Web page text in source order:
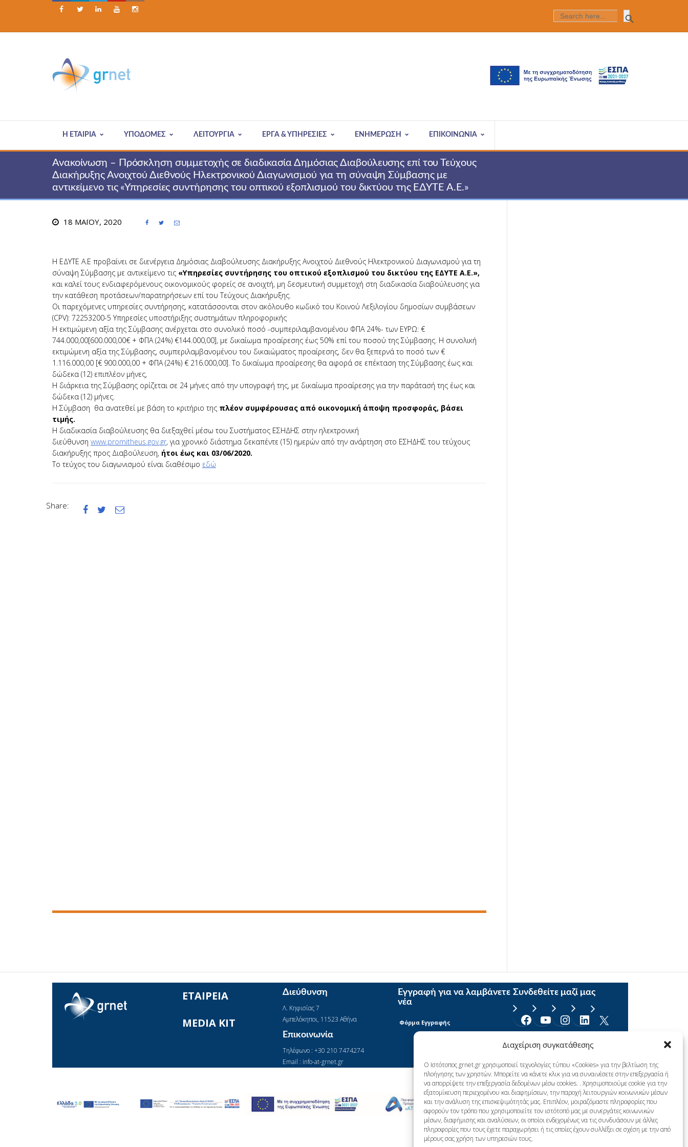
Διαχείριση συγκατάθεσης
Ο Ιστότοπος grnet.gr χρησιμοποιεί τεχνολογίες τύπου «Cookies» για την βελτίωση της
πλοήγησης των χρηστών. Μπορείτε να κάνετε κλικ για να συναινέσετε στην επεξεργασία ή
να απορρίψετε την επεξεργασία δεδομένων μέσω cookies. . Χρησιμοποιούμε cookie για την
εξατομίκευση περιεχομένου και διαφημίσεων, την παροχή λειτουργιών κοινωνικών μέσων
και την ανάλυση της επισκεψιμότητάς μας. Επιπλέον, μοιραζόμαστε πληροφορίες που
αφορούν τον τρόπο που χρησιμοποιείτε τον ιστότοπό μας με συνεργάτες κοινωνικών
μέσων, διαφήμισης και αναλύσεων, οι οποίοι ενδεχομένως να τις συνδυάσουν με άλλες
πληροφορίες που τους έχετε παραχωρήσει ή τις οποίες έχουν συλλέξει σε σχέση με την από
μέρους σας χρήση των υπηρεσιών τους.
     SEARCH
FOR:
Η ΕΤΑΙΡΊΑ ΥΠΟΔΟΜΕΣ ΛΕΙΤΟΥΡΓΙΑ ΈΡΓΑ & ΥΠΗΡΕΣΊΕΣ ΕΝΗΜΕΡΩΣΗ ΕΠΙΚΟΙΝΩΝΙΑ
Ανακοίνωση – Πρόσκληση συμμετοχής σε διαδικασία Δημόσιας Διαβούλευσης επί του Τεύχους
Διακήρυξης Ανοιχτού Διεθνούς Ηλεκτρονικού Διαγωνισμού για τη σύναψη Σύμβασης με
αντικείμενο τις «Υπηρεσίες συντήρησης του οπτικού εξοπλισμού του δικτύου της ΕΔΥΤΕ Α.Ε.»
18 ΜΑΪ́ΟΥ, 2020   
Η ΕΔΥΤΕ Α.Ε προβαίνει σε διενέργεια Δημόσιας Διαβούλευσης Διακήρυξης Ανοιχτού Διεθνούς Ηλεκτρονικού Διαγωνισμού για τη
σύναψη Σύμβασης με αντικείμενο τις «Υπηρεσίες συντήρησης του οπτικού εξοπλισμού του δικτύου της ΕΔΥΤΕ Α.Ε.»,
και καλεί τους ενδιαφερόμενους οικονομικούς φορείς σε ανοιχτή, μη δεσμευτική συμμετοχή στη διαδικασία διαβούλευσης για
την κατάθεση προτάσεων/παρατηρήσεων επί του Τεύχους Διακήρυξης.
Οι παρεχόμενες υπηρεσίες συντήρησης, κατατάσσονται στον ακόλουθο κωδικό του Κοινού Λεξιλογίου δημοσίων συμβάσεων
(CPV): 72253200-5 Υπηρεσίες υποστήριξης συστημάτων πληροφορικής
Η εκτιμώμενη αξία της Σύμβασης ανέρχεται στο συνολικό ποσό -συμπεριλαμβανομένου ΦΠΑ 24%- των ΕΥΡΩ: €
744.000,00[600.000,00€ + ΦΠΑ (24%) €144.000,00], με δικαίωμα προαίρεσης έως 50% επί του ποσού της Σύμβασης. Η συνολική
εκτιμώμενη αξία της Σύμβασης, συμπεριλαμβανομένου του δικαιώματος προαίρεσης, δεν θα ξεπερνά το ποσό των €
1.116.000,00 [€ 900.000,00 + ΦΠΑ (24%) € 216.000,00]. Το δικαίωμα προαίρεσης θα αφορά σε επέκταση της Σύμβασης έως και
δώδεκα (12) επιπλέον μήνες,
Η διάρκεια της Σύμβασης ορίζεται σε 24 μήνες από την υπογραφή της, με δικαίωμα προαίρεσης για την παράτασή της έως και
δώδεκα (12) μήνες.
Η Σύμβαση θα ανατεθεί με βάση το κριτήριο της πλέον συμφέρουσας από οικονομική άποψη προσφοράς, βάσει
τιμής.
Η διαδικασία διαβούλευσης θα διεξαχθεί μέσω του Συστήματος ΕΣΗΔΗΣ στην ηλεκτρονική
διεύθυνση www.promitheus.gov.gr, για χρονικό διάστημα δεκαπέντε (15) ημερών από την ανάρτηση στο ΕΣΗΔΗΣ του τεύχους
διακήρυξης προς Διαβούλευση, ήτοι έως και 03/06/2020.
Το τεύχος του διαγωνισμού είναι διαθέσιμο εδώ
Share:   
ΕΤΑΙΡΕΙΑ
MEDIA KIT
Διεύθυνση
Λ. Κηφισίας 7
Αμπελόκηποι, 11523 Αθήνα
Επικοινωνία
Τηλέφωνο : +30 210 7474274
Email : info-at-grnet.gr
Εγγραφή για να λαμβάνετε
νέα
Φόρμα Εγγραφής
Συνδεθείτε μαζί μας
Facebook YouTube Instagram Linkedin